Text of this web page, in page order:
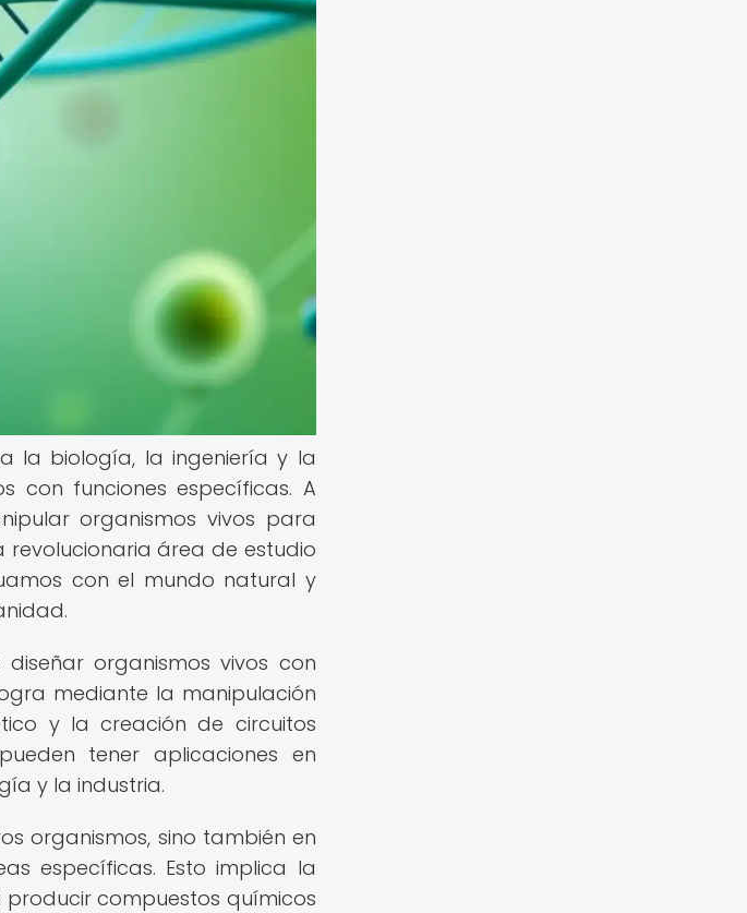
la biología, la ingeniería y la
con funciones específicas. A
organismos vivos para
revolucionaria área de estudio
con el mundo natural y
organismos vivos con
mediante la manipulación
y la creación de circuitos
tener aplicaciones en
y la industria.
organismos, sino también en
específicas. Esto implica la
compuestos químicos